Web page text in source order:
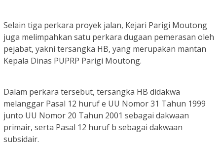
Selain tiga perkara proyek jalan, Kejari Parigi Moutong
juga melimpahkan satu perkara dugaan pemerasan oleh
pejabat, yakni tersangka HB, yang merupakan mantan
Kepala Dinas PUPRP Parigi Moutong.
Dalam perkara tersebut, tersangka HB didakwa
melanggar Pasal 12 huruf e UU Nomor 31 Tahun 1999
junto UU Nomor 20 Tahun 2001 sebagai dakwaan
primair, serta Pasal 12 huruf b sebagai dakwaan
subsidair.